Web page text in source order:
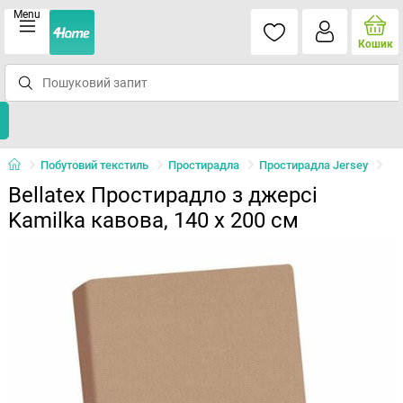
Menu
Кошик
Побутовий текстиль Простирадла Простирадла Jersey
Bellatex Простирадло з джерсі
Kamilka кавова, 140 x 200 см